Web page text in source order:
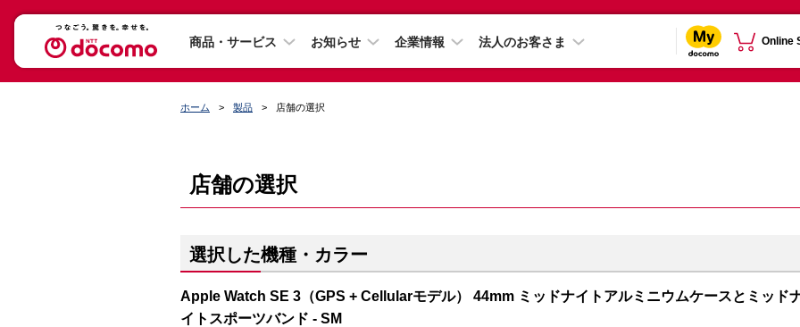
商品・サービス お知らせ 企業情報 法人のお客さま Online
ホーム 製品 店舗の選択
店舗の選択
選択した機種・カラー
Apple Watch SE 3（GPS + Cellularモデル） 44mm ミッドナイトアルミニウムケースとミッド
イトスポーツバンド - SM